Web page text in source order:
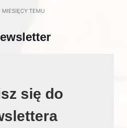
MIESIĘCY TEMU
się do